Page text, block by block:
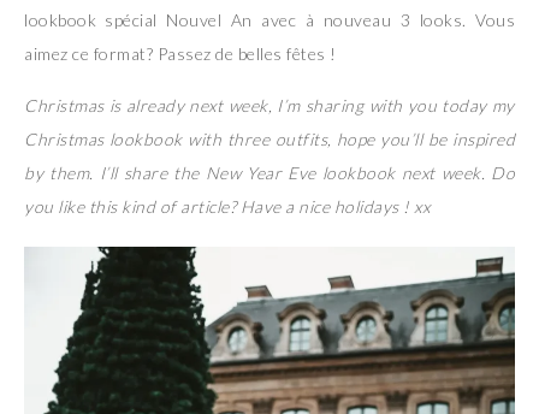
lookbook spécial Nouvel An avec à nouveau 3 looks. Vous
aimez ce format? Passez de belles fêtes !
Christmas is already next week, I’m sharing with you today my
Christmas lookbook with three outfits, hope you’ll be inspired
by them. I’ll share the New Year Eve lookbook next week. Do
you like this kind of article? Have a nice holidays ! xx